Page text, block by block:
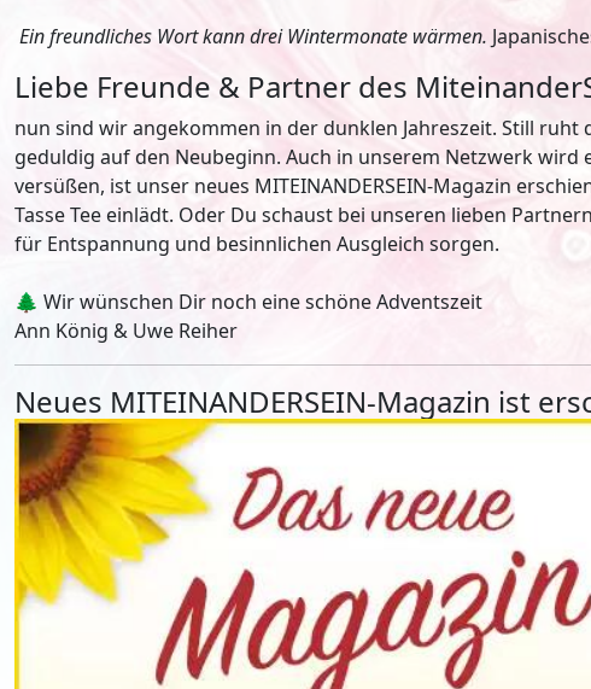
Ein freundliches Wort kann drei Wintermonate wärmen.
Liebe Freunde & Partner des
nun sind wir angekommen in der dunklen Jahreszeit. Still
geduldig auf den Neubeginn. Auch in unserem Netzwerk wird
versüßen, ist unser neues MITEINANDERSEIN-Magazin
Tasse Tee einlädt. Oder Du schaust bei unseren lieben
für Entspannung und besinnlichen Ausgleich sorgen.
🌲 Wir wünschen Dir noch eine schöne Adventszeit
Ann König & Uwe Reiher
Neues MITEINANDERSEIN-Magazin ist